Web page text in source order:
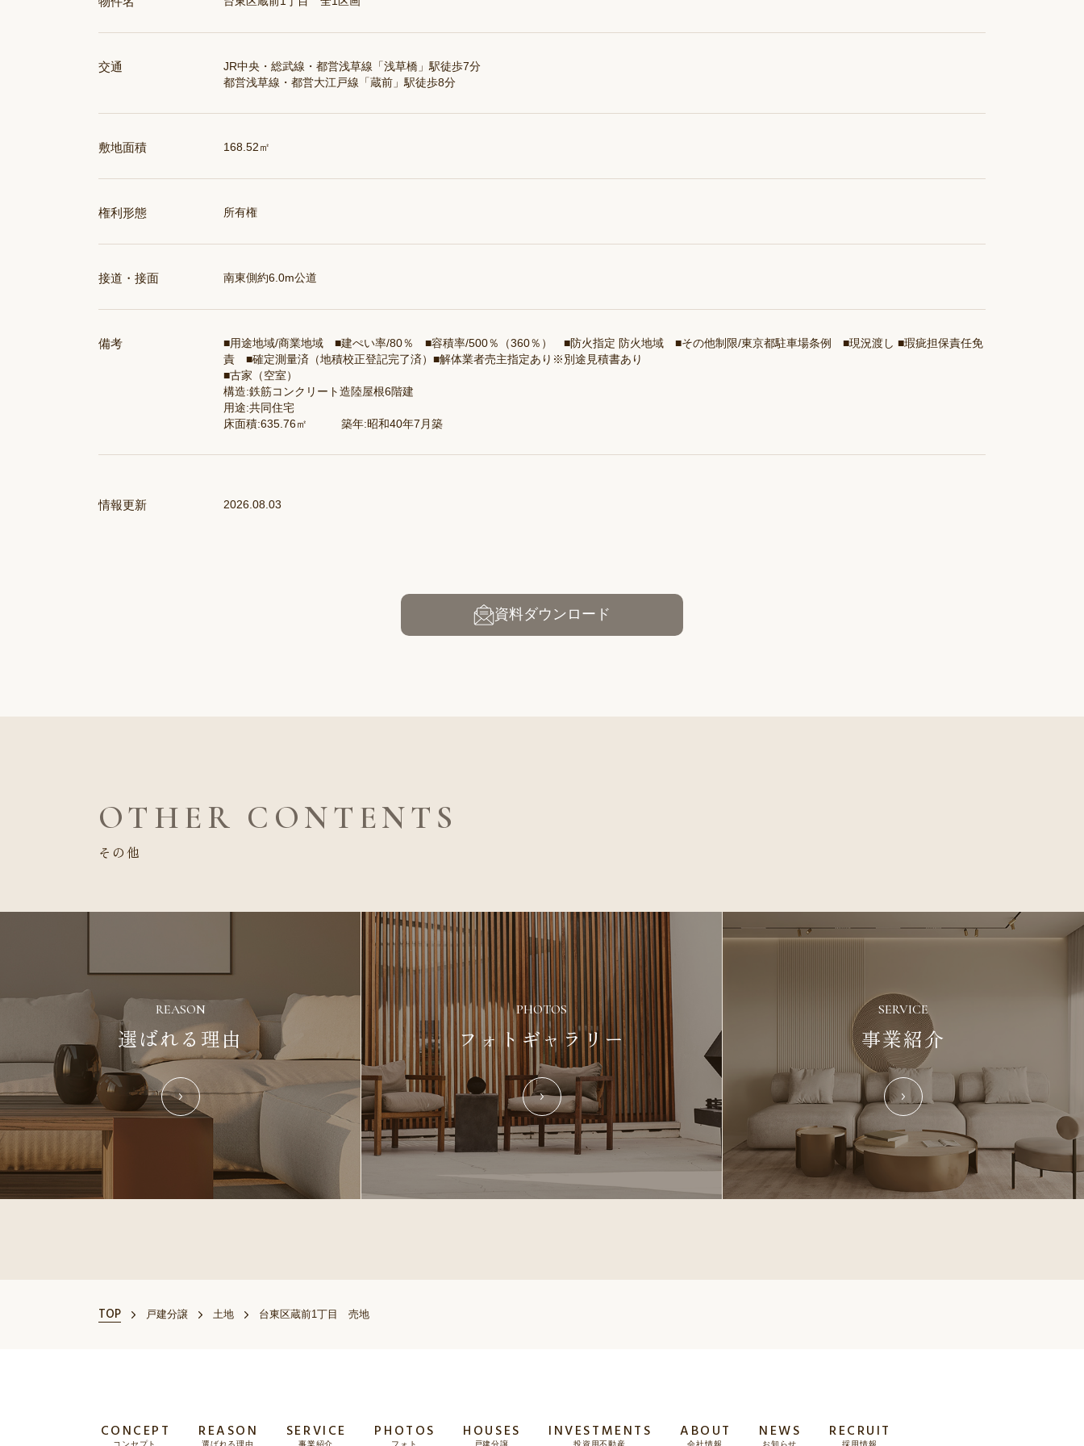
交通
JR中央・総武線・都営浅草線「浅草橋」駅徒歩7分
都営浅草線・都営大江戸線「蔵前」駅徒歩8分
敷地面積 168.52㎡
権利形態 所有権
接道・接面 南東側約6.0m公道
備考
■用途地域/商業地域 ■建ぺい率/80％ ■容積率/500％（360％） ■防火指定 防火地域 ■その他制限/東京都駐車場条例 ■現況渡し ■瑕疵担保責任免
責 ■確定測量済（地積校正登記完了済）■解体業者売主指定あり※別途見積書あり
■古家（空室）
構造:鉄筋コンクリート造陸屋根6階建
用途:共同住宅
床面積:635.76㎡ 築年:昭和40年7月築
情報更新 2026.08.03
資料ダウンロード
OTHER CONTENTS
その他
REASON
選ばれる理由
PHOTOS
フォトギャラリー
SERVICE
事業紹介
TOP 戸建分譲 土地 台東区蔵前1丁目 売地
CONCEPT
コンセプト
REASON
選ばれる理由
SERVICE
事業紹介
PHOTOS
フォト
HOUSES
戸建分譲
INVESTMENTS
投資用不動産
ABOUT
会社情報
NEWS
お知らせ
RECRUIT
採用情報